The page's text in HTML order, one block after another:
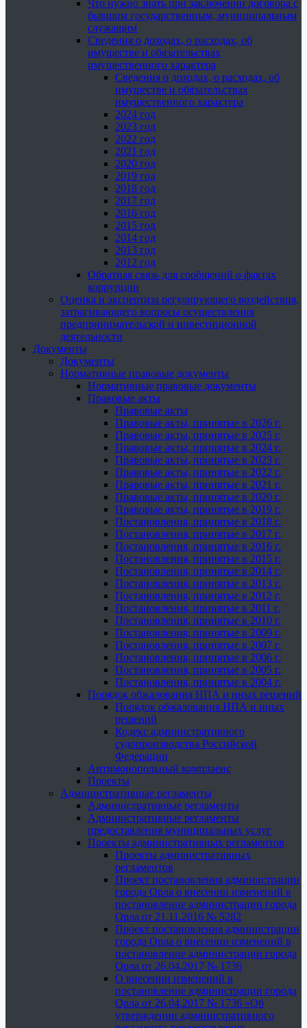
Что нужно знать при заключении договора с
бывшим государственным, муниципальным
служащим
Сведения о доходах, о расходах, об
имуществе и обязательствах
имущественного характера
Сведения о доходах, о расходах, об
имуществе и обязательствах
имущественного характера
2024 год
2023 год
2022 год
2021 год
2020 год
2019 год
2018 год
2017 год
2016 год
2015 год
2014 год
2013 год
2012 год
Обратная связь для сообщений о фактах
коррупции
Оценка и экспертиза регулирующего воздействия,
затрагивающего вопросы осуществления
предпринимательской и инвестиционной
деятельности
Документы
Документы
Нормативные правовые документы
Нормативные правовые документы
Правовые акты
Правовые акты
Правовые акты, принятые в 2026 г.
Правовые акты, принятые в 2025 г.
Правовые акты, принятые в 2024 г.
Правовые акты, принятые в 2023 г.
Правовые акты, принятые в 2022 г.
Правовые акты, принятые в 2021 г.
Правовые акты, принятые в 2020 г.
Правовые акты, принятые в 2019 г.
Постановления, принятые в 2018 г.
Постановления, принятые в 2017 г.
Постановления, принятые в 2016 г.
Постановления, принятые в 2015 г.
Постановления, принятые в 2014 г.
Постановления, принятые в 2013 г.
Постановления, принятые в 2012 г.
Постановления, принятые в 2011 г.
Постановления, принятые в 2010 г.
Постановления, принятые в 2009 г.
Постановления, принятые в 2007 г.
Постановления, принятые в 2006 г.
Постановления, принятые в 2005 г.
Постановления, принятые в 2004 г.
Порядок обжалования НПА и иных решений
Порядок обжалования НПА и иных
решений
Кодекс административного
судопроизводства Российской
Федерации
Антимонопольный комплаенс
Проекты
Административные регламенты
Административные регламенты
Административные регламенты
предоставления муниципальных услуг
Проекты административных регламентов
Проекты административных
регламентов
Проект постановления администрации
города Орла о внесении изменений в
постановление администрации города
Орла от 21.11.2016 № 5282
Проект постановления администрации
города Орла о внесении изменений в
постановление администрации города
Орла от 26.04.2017 № 1736
О внесении изменений в
постановление администрации города
Орла от 26.04.2017 № 1736 «Об
утверждении административного